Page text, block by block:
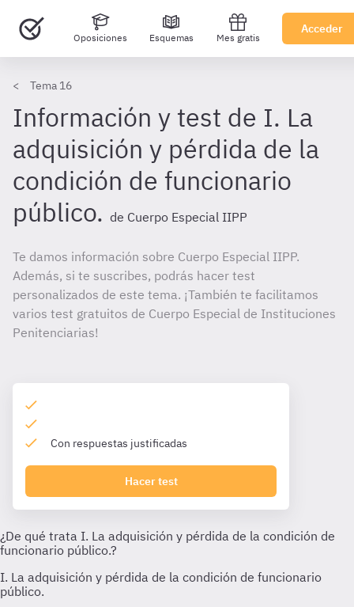
Oposiciones Esquemas Mes gratis
Acceder
Tema 16
Información y test de I. La
adquisición y pérdida de la
condición de funcionario
público. de Cuerpo Especial IIPP
Te damos información sobre Cuerpo Especial IIPP.
Además, si te suscribes, podrás hacer test
personalizados de este tema. ¡También te facilitamos
varios test gratuitos de Cuerpo Especial de Instituciones
Penitenciarias!
Con respuestas justificadas
Hacer test